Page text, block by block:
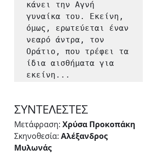
κάνει την Αγνή
γυναίκα του. Εκείνη,
όμως, ερωτεύεται έναν
νεαρό άντρα, τον
Οράτιο, που τρέφει τα
ίδια αισθήματα για
εκείνη...
ΣΥΝΤΕΛΕΣΤΕΣ
Μετάφραση: Χρύσα Προκοπάκη
Σκηνοθεσία: Αλέξανδρος
Μυλωνάς